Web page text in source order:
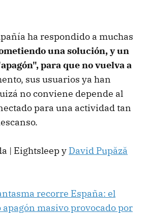
ha respondido a muchas
una solución, y un
para que no vuelva a
sus usuarios ya han
no conviene depende al
para una actividad tan
| Eightsleep y David Pupăză
recorre España: el
masivo provocado por